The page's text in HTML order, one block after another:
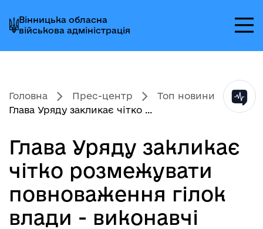
до
головного
меню
до
головного
вмісту
до
головного
колонтитула
Вінницька обласна
військова адміністрація
Головна Прес-центр
Топ новини
Глава Уряду закликає чітко ...
Глава Уряду закликає
чітко розмежувати
повноваження гілок
влади - виконавчі